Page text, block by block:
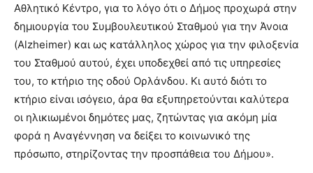
Αθλητικό Κέντρο, για το λόγο ότι ο Δήμος προχωρά στην
δημιουργία του Συμβουλευτικού Σταθμού για την Άνοια
(Alzheimer) και ως κατάλληλος χώρος για την φιλοξενία
του Σταθμού αυτού, έχει υποδεχθεί από τις υπηρεσίες
του, το κτήριο της οδού Ορλάνδου. Κι αυτό διότι το
κτήριο είναι ισόγειο, άρα θα εξυπηρετούνται καλύτερα
οι ηλικιωμένοι δημότες μας, ζητώντας για ακόμη μία
φορά η Αναγέννηση να δείξει το κοινωνικό της
πρόσωπο, στηρίζοντας την προσπάθεια του Δήμου».